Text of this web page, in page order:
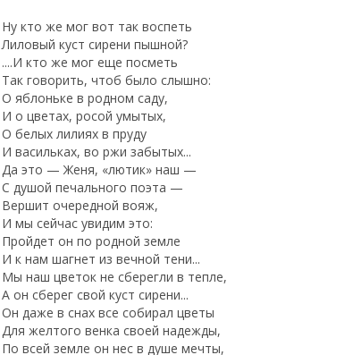
Ну кто же мог вот так воспеть
Лиловый куст сирени пышной?
....И кто же мог еще посметь
Так говорить, чтоб было слышно:
О яблоньке в родном саду,
И о цветах, росой умытых,
О белых лилиях в пруду
И васильках, во ржи забытых...
Да это — Женя, «лютик» наш —
С душой печального поэта —
Вершит очередной вояж,
И мы сейчас увидим это:
Пройдет он по родной земле
И к нам шагнет из вечной тени...
Мы наш цветок не сберегли в тепле,
А он сберег свой куст сирени...
Он даже в снах все собирал цветы
Для желтого венка своей надежды,
По всей земле он нес в душе мечты,